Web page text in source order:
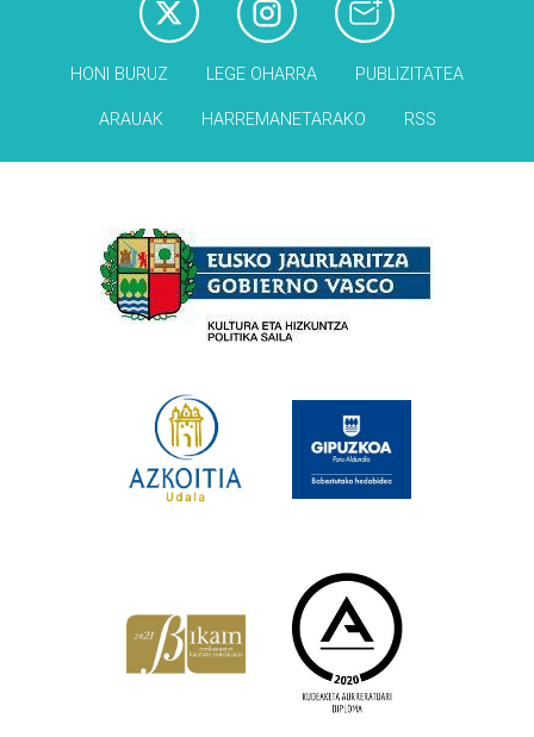
HONI BURUZ LEGE OHARRA PUBLIZITATEA
ARAUAK HARREMANETARAKO RSS